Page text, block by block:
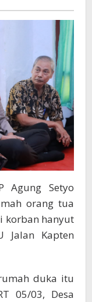
Agung Setyo
orang tua
korban hanyut
Jalan Kapten
duka itu
05/03, Desa